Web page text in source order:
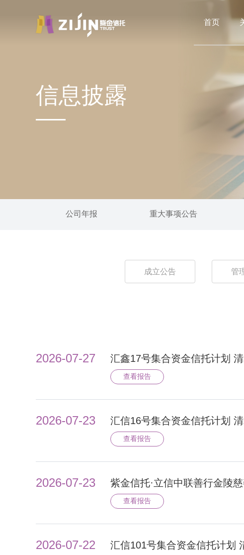
首页
信息披露
公司年报 重大事项公告
成立公告 管
2026-07-27 汇鑫17号集合资金信托计划
查看报告
2026-07-23 汇信16号集合资金信托计划
查看报告
2026-07-23 紫金信托·立信中联善行金陵
查看报告
2026-07-22 汇信101号集合资金信托计划